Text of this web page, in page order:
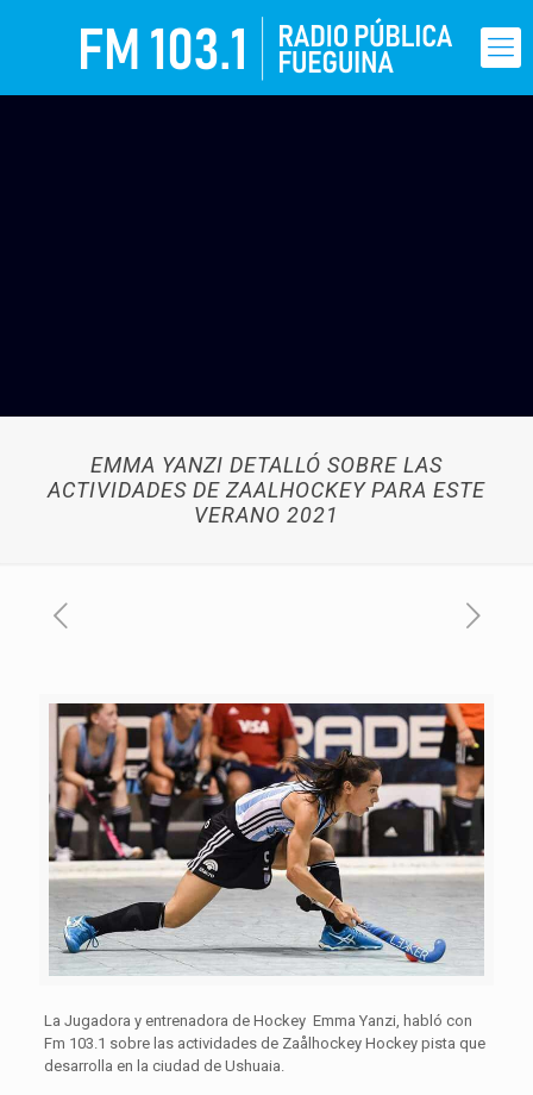
EMMA YANZI DETALLÓ SOBRE LAS
ACTIVIDADES DE ZAALHOCKEY PARA ESTE
VERANO 2021
La Jugadora y entrenadora de Hockey Emma Yanzi, habló con
Fm 103.1 sobre las actividades de Zaålhockey Hockey pista que
desarrolla en la ciudad de Ushuaia.